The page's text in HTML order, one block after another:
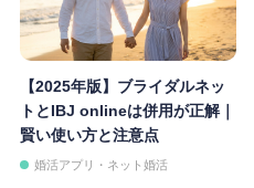
【2025年版】ブライダルネッ
トとIBJ onlineは併用が正解｜
賢い使い方と注意点
婚活アプリ・ネット婚活